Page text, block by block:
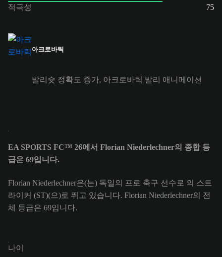
적극성
75
아크로바틱
발리슛 정확도 증가, 아크로바틱 발리 애니메이션
EA SPORTS FC™ 26에서 Florian Niederlechner의 종합 등
급은 69입니다.
Florian Niederlechner은(는) 독일의 프로 축구 선수로 의 스트
라이커 (ST)(으)로 뛰고 있습니다. Florian Niederlechner의 전
체 등급은 69입니다.
나이